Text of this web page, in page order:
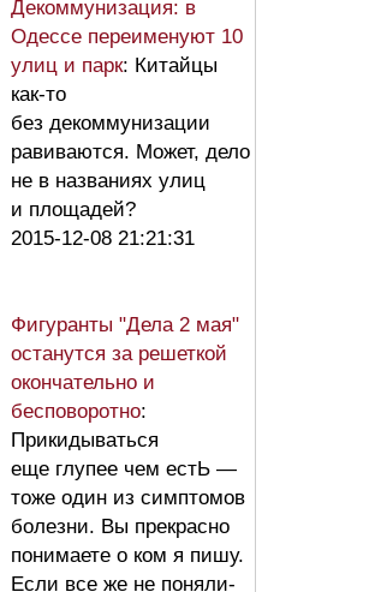
Декоммунизация: в
Одессе переименуют 10
улиц и парк: Китайцы
как-то
без декоммунизации
равиваются. Может, дело
не в названиях улиц
и площадей?
2015-12-08 21:21:31
Фигуранты "Дела 2 мая"
останутся за решеткой
окончательно и
бесповоротно:
Прикидываться
еще глупее чем естЬ —
тоже один из симптомов
болезни. Вы прекрасно
понимаете о ком я пишу.
Если все же не поняли-